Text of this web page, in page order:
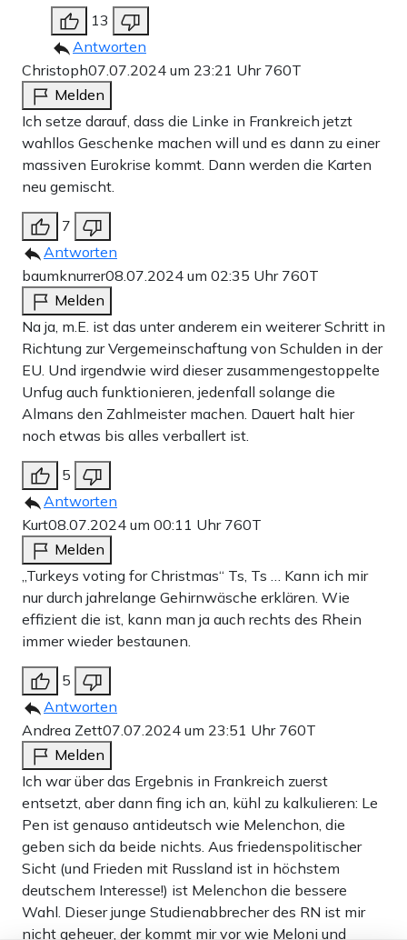
13
Antworten
Christoph07.07.2024 um 23:21 Uhr 760T
Melden
Ich setze darauf, dass die Linke in Frankreich jetzt
wahllos Geschenke machen will und es dann zu einer
massiven Eurokrise kommt. Dann werden die Karten
neu gemischt.
7
Antworten
baumknurrer08.07.2024 um 02:35 Uhr 760T
Melden
Na ja, m.E. ist das unter anderem ein weiterer Schritt in
Richtung zur Vergemeinschaftung von Schulden in der
EU. Und irgendwie wird dieser zusammengestoppelte
Unfug auch funktionieren, jedenfall solange die
Almans den Zahlmeister machen. Dauert halt hier
noch etwas bis alles verballert ist.
5
Antworten
Kurt08.07.2024 um 00:11 Uhr 760T
Melden
„Turkeys voting for Christmas“ Ts, Ts … Kann ich mir
nur durch jahrelange Gehirnwäsche erklären. Wie
effizient die ist, kann man ja auch rechts des Rhein
immer wieder bestaunen.
5
Antworten
Andrea Zett07.07.2024 um 23:51 Uhr 760T
Melden
Ich war über das Ergebnis in Frankreich zuerst
entsetzt, aber dann fing ich an, kühl zu kalkulieren: Le
Pen ist genauso antideutsch wie Melenchon, die
geben sich da beide nichts. Aus friedenspolitischer
Sicht (und Frieden mit Russland ist in höchstem
deutschem Interesse!) ist Melenchon die bessere
Wahl. Dieser junge Studienabbrecher des RN ist mir
nicht geheuer, der kommt mir vor wie Meloni und